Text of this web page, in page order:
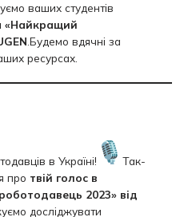
ваших студентів
«Найкращий
.Будемо вдячні за
ресурсах.
в Україні!
Так-
про твій голос в
2023» від
досліджувати